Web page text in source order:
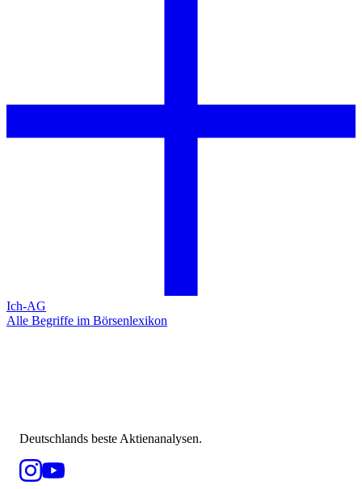
Ich-AG
Alle Begriffe im Börsenlexikon
Deutschlands beste Aktienanalysen.